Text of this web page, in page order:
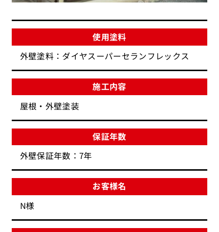
使用塗料
外壁塗料：ダイヤスーパーセランフレックス
施工内容
屋根・外壁塗装
保証年数
外壁保証年数：7年
お客様名
N様